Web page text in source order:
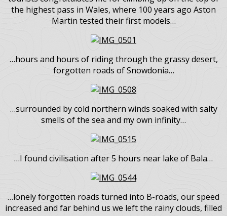
…every time I stopped, the rain caught me up…
…the road had no name or number, only a small sign for
tourists congratulates me for climbing up on the top of
the highest pass in Wales, where 100 years ago Aston
Martin tested their first models…
…hours and hours of riding through the grassy desert,
forgotten roads of Snowdonia…
…surrounded by cold northern winds soaked with salty
smells of the sea and my own infinity…